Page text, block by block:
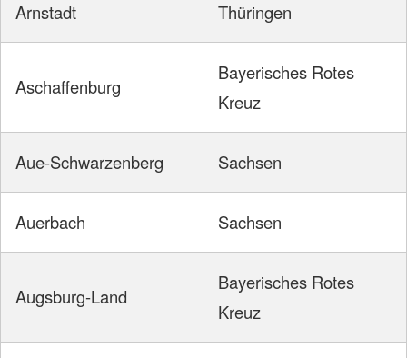
Arnstadt Thüringen
Aschaffenburg
Bayerisches Rotes
Kreuz
Aue-Schwarzenberg Sachsen
Auerbach Sachsen
Augsburg-Land
Bayerisches Rotes
Kreuz